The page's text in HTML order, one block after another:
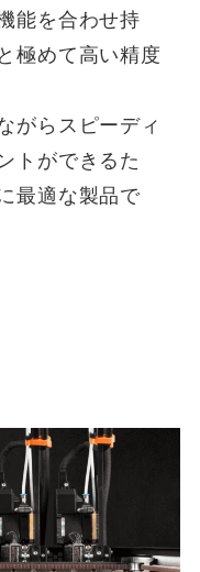
能を合わせ持
極めて高い精度
がらスピーディ
トができるた
最適な製品で